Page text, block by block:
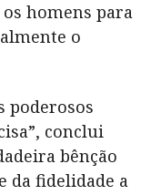
homens para
o
poderosos
conclui
bênção
da fidelidade a